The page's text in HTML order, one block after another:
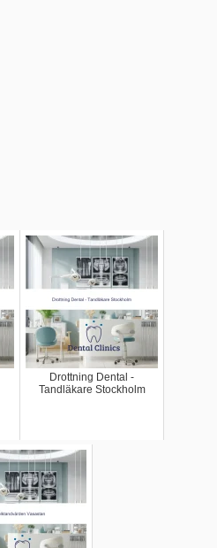
Drottning Dental -
Tandläkare Stockholm